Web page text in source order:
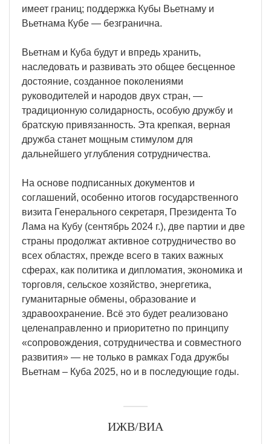
имеет границ; поддержка Кубы Вьетнаму и
Вьетнама Кубе — безгранична.
Вьетнам и Куба будут и впредь хранить,
наследовать и развивать это общее бесценное
достояние, созданное поколениями
руководителей и народов двух стран, —
традиционную солидарность, особую дружбу и
братскую привязанность. Эта крепкая, верная
дружба станет мощным стимулом для
дальнейшего углубления сотрудничества.
На основе подписанных документов и
соглашений, особенно итогов государственного
визита Генерального секретаря, Президента То
Лама на Кубу (сентябрь 2024 г.), две партии и две
страны продолжат активное сотрудничество во
всех областях, прежде всего в таких важных
сферах, как политика и дипломатия, экономика и
торговля, сельское хозяйство, энергетика,
гуманитарные обмены, образование и
здравоохранение. Всё это будет реализовано
целенаправленно и приоритетно по принципу
«сопровождения, сотрудничества и совместного
развития» — не только в рамках Года дружбы
Вьетнам – Куба 2025, но и в последующие годы.
ИЖВ/ВИА